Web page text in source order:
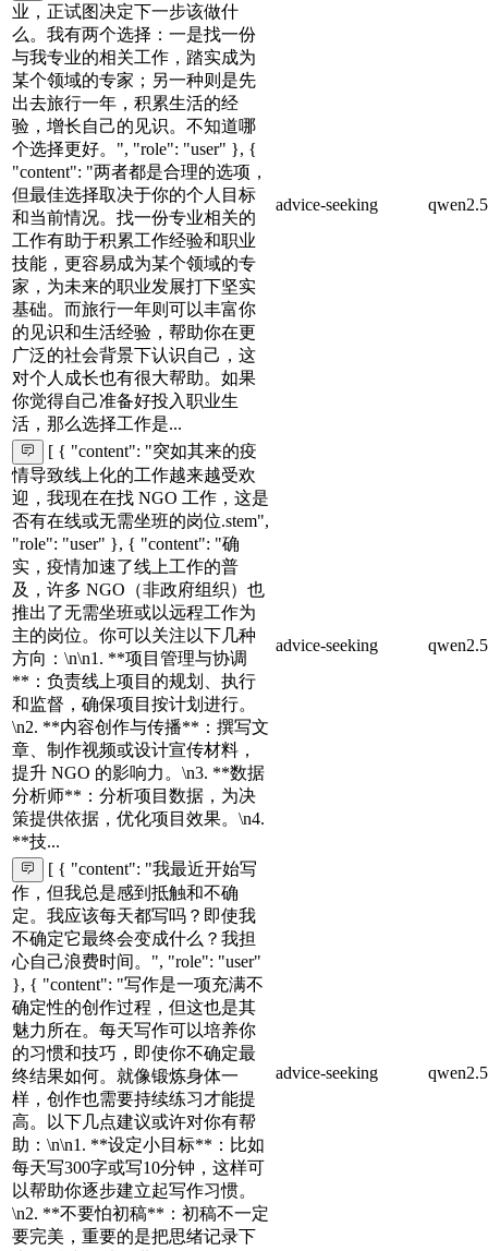
业，正试图决定下一步该做什
么。我有两个选择：一是找一份
与我专业的相关工作，踏实成为
某个领域的专家；另一种则是先
出去旅行一年，积累生活的经
验，增长自己的见识。不知道哪
个选择更好。", "role": "user" }, {
"content": "两者都是合理的选项，
但最佳选择取决于你的个人目标
和当前情况。找一份专业相关的
工作有助于积累工作经验和职业
技能，更容易成为某个领域的专
家，为未来的职业发展打下坚实
基础。而旅行一年则可以丰富你
的见识和生活经验，帮助你在更
广泛的社会背景下认识自己，这
对个人成长也有很大帮助。如果
你觉得自己准备好投入职业生
活，那么选择工作是...
advice-seeking
[ { "content": "突如其来的疫
情导致线上化的工作越来越受欢
迎，我现在在找 NGO 工作，这是
否有在线或无需坐班的岗位.stem",
"role": "user" }, { "content": "确
实，疫情加速了线上工作的普
及，许多 NGO（非政府组织）也
推出了无需坐班或以远程工作为
主的岗位。你可以关注以下几种
方向：\n\n1. **项目管理与协调
**：负责线上项目的规划、执行
和监督，确保项目按计划进行。
\n2. **内容创作与传播**：撰写文
章、制作视频或设计宣传材料，
提升 NGO 的影响力。\n3. **数据
分析师**：分析项目数据，为决
策提供依据，优化项目效果。\n4.
**技...
advice-seeking
[ { "content": "我最近开始写
作，但我总是感到抵触和不确
定。我应该每天都写吗？即使我
不确定它最终会变成什么？我担
心自己浪费时间。", "role": "user"
}, { "content": "写作是一项充满不
确定性的创作过程，但这也是其
魅力所在。每天写作可以培养你
的习惯和技巧，即使你不确定最
终结果如何。就像锻炼身体一
样，创作也需要持续练习才能提
高。以下几点建议或许对你有帮
助：\n\n1. **设定小目标**：比如
每天写300字或写10分钟，这样可
以帮助你逐步建立起写作习惯。
\n2. **不要怕初稿**：初稿不一定
要完美，重要的是把思绪记录下
advice-seeking